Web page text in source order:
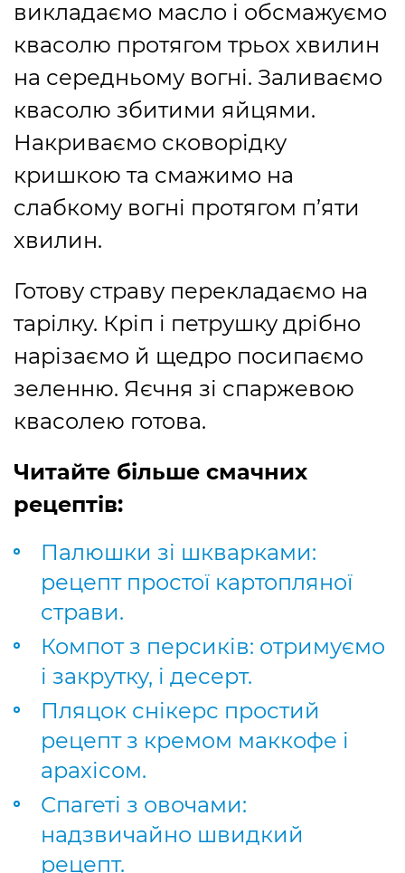
викладаємо масло і обсмажуємо
квасолю протягом трьох хвилин
на середньому вогні. Заливаємо
квасолю збитими яйцями.
Накриваємо сковорідку
кришкою та смажимо на
слабкому вогні протягом п’яти
хвилин.
Готову страву перекладаємо на
тарілку. Кріп і петрушку дрібно
нарізаємо й щедро посипаємо
зеленню. Яєчня зі спаржевою
квасолею готова.
Читайте більше смачних
рецептів:
Палюшки зі шкварками:
рецепт простої картопляної
страви.
Компот з персиків: отримуємо
і закрутку, і десерт.
Пляцок снікерс простий
рецепт з кремом маккофе і
арахісом.
Спагеті з овочами:
надзвичайно швидкий
рецепт.